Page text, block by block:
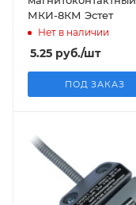
МКИ-8КМ Эстет
Нет в наличии
5.25 руб./шт
ПОД ЗАКАЗ